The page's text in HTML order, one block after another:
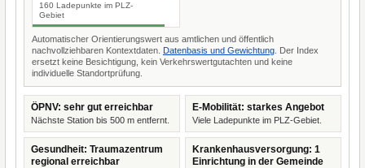
160 Ladepunkte im PLZ-
Gebiet
Automatischer Orientierungswert aus amtlichen und öffentlich
nachvollziehbaren Kontextdaten. Datenbasis und Gewichtung . Der Index
ersetzt keine Besichtigung, kein Verkehrswertgutachten und keine
individuelle Standortprüfung.
ÖPNV: sehr gut erreichbar
Nächste Station bis 500 m entfernt.
E-Mobilität: starkes Angebot
Viele Ladepunkte im PLZ-Gebiet.
Gesundheit: Traumazentrum
regional erreichbar
Krankenhausversorgung: 1
Einrichtung in der Gemeinde